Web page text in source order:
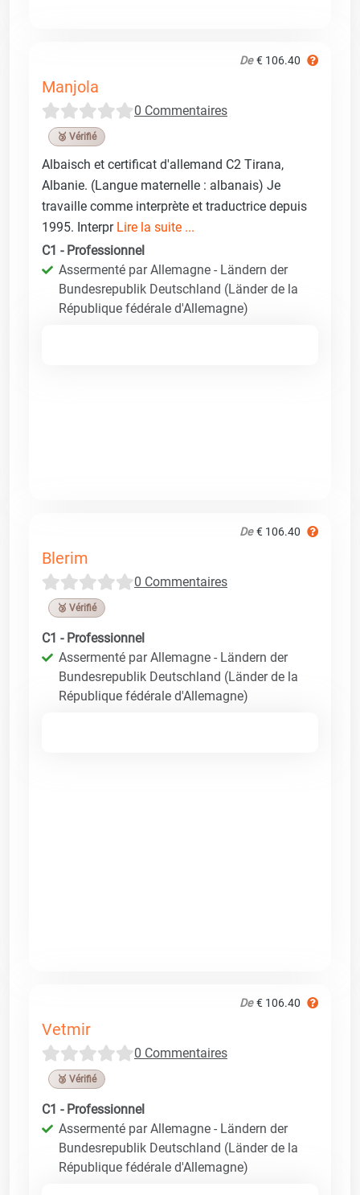
De € 106.40
Manjola
0 Commentaires
🥉 Vérifié
Albaisch et certificat d'allemand C2 Tirana,
Albanie. (Langue maternelle : albanais) Je
travaille comme interprète et traductrice depuis
1995. Interpr Lire la suite ...
C1 - Professionnel
Assermenté par Allemagne - Ländern der
Bundesrepublik Deutschland (Länder de la
République fédérale d'Allemagne)
De € 106.40
Blerim
0 Commentaires
🥉 Vérifié
C1 - Professionnel
Assermenté par Allemagne - Ländern der
Bundesrepublik Deutschland (Länder de la
République fédérale d'Allemagne)
De € 106.40
Vetmir
0 Commentaires
🥉 Vérifié
C1 - Professionnel
Assermenté par Allemagne - Ländern der
Bundesrepublik Deutschland (Länder de la
République fédérale d'Allemagne)